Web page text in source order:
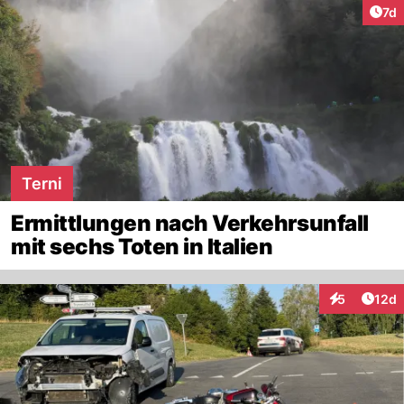
7d
Terni
Ermittlungen nach Verkehrsunfall
mit sechs Toten in Italien
5
Interaktionen
12d